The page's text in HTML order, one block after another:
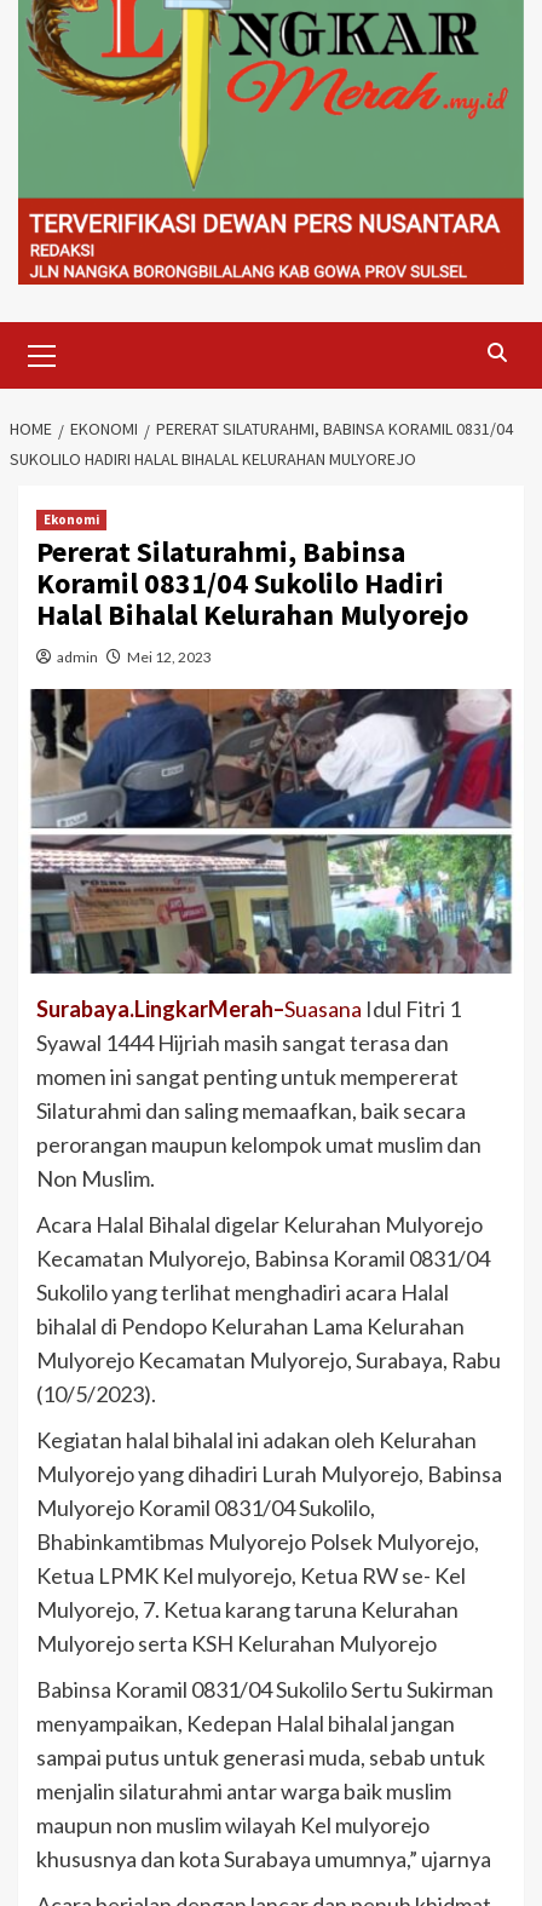
Menu
HOME EKONOMI
PERERAT SILATURAHMI, BABINSA KORAMIL 0831/04
SUKOLILO HADIRI HALAL BIHALAL KELURAHAN MULYOREJO
Ekonomi
Pererat Silaturahmi, Babinsa
Koramil 0831/04 Sukolilo Hadiri
Halal Bihalal Kelurahan Mulyorejo
admin Mei 12, 2023
Surabaya.LingkarMerah–Suasana Idul Fitri 1
Syawal 1444 Hijriah masih sangat terasa dan
momen ini sangat penting untuk mempererat
Silaturahmi dan saling memaafkan, baik secara
perorangan maupun kelompok umat muslim dan
Non Muslim.
Acara Halal Bihalal digelar Kelurahan Mulyorejo
Kecamatan Mulyorejo, Babinsa Koramil 0831/04
Sukolilo yang terlihat menghadiri acara Halal
bihalal di Pendopo Kelurahan Lama Kelurahan
Mulyorejo Kecamatan Mulyorejo, Surabaya, Rabu
(10/5/2023).
Kegiatan halal bihalal ini adakan oleh Kelurahan
Mulyorejo yang dihadiri Lurah Mulyorejo, Babinsa
Mulyorejo Koramil 0831/04 Sukolilo,
Bhabinkamtibmas Mulyorejo Polsek Mulyorejo,
Ketua LPMK Kel mulyorejo, Ketua RW se- Kel
Mulyorejo, 7. Ketua karang taruna Kelurahan
Mulyorejo serta KSH Kelurahan Mulyorejo
Babinsa Koramil 0831/04 Sukolilo Sertu Sukirman
menyampaikan, Kedepan Halal bihalal jangan
sampai putus untuk generasi muda, sebab untuk
menjalin silaturahmi antar warga baik muslim
maupun non muslim wilayah Kel mulyorejo
khususnya dan kota Surabaya umumnya,” ujarnya